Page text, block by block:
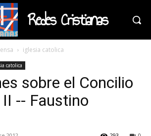
Redes Cristianas
iglesia catolica
catolica
sobre el Concilio
-- Faustino